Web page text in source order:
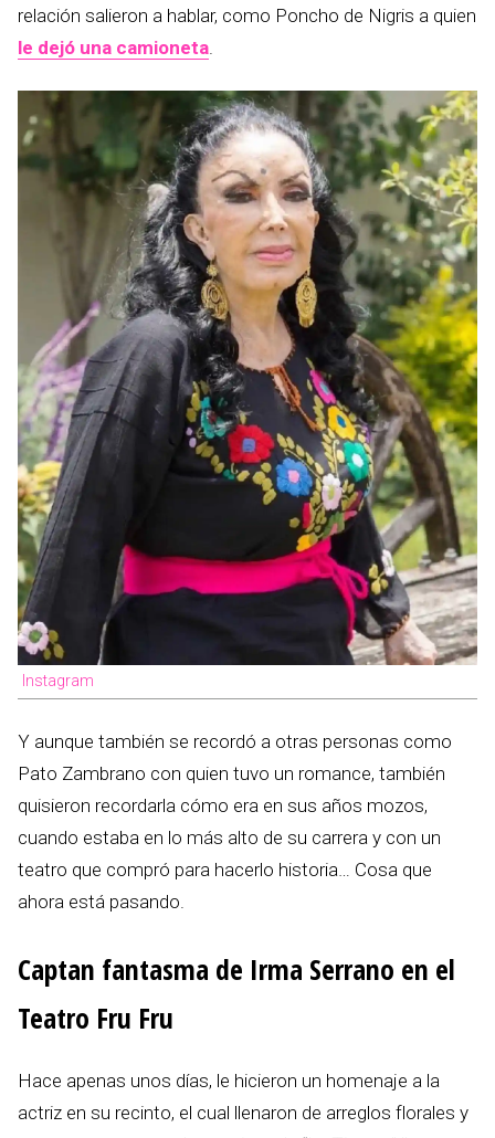
relación salieron a hablar, como Poncho de Nigris a quien
le dejó una camioneta.
Instagram
Y aunque también se recordó a otras personas como
Pato Zambrano con quien tuvo un romance, también
quisieron recordarla cómo era en sus años mozos,
cuando estaba en lo más alto de su carrera y con un
teatro que compró para hacerlo historia… Cosa que
ahora está pasando.
Captan fantasma de Irma Serrano en el
Teatro Fru Fru
Hace apenas unos días, le hicieron un homenaje a la
actriz en su recinto, el cual llenaron de arreglos florales y